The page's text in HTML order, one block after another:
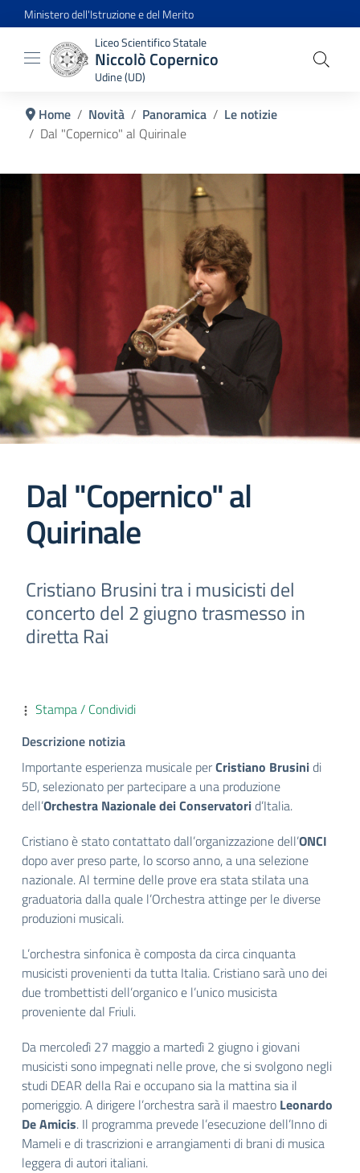
Ministero dell'Istruzione e del Merito
Liceo Scientifico Statale
Niccolò Copernico
Udine (UD)
Home Novità Panoramica
Le notizie
Dal "Copernico" al Quirinale
Dal "Copernico" al
Quirinale
Cristiano Brusini tra i musicisti del
concerto del 2 giugno trasmesso in
diretta Rai
Stampa / Condividi
Descrizione notizia
Importante esperienza musicale perCristiano Brusinidi
5D, selezionato per partecipare a una produzione
dell’Orchestra Nazionale dei Conservatorid’Italia.
Cristiano è stato contattato dall’organizzazione dell’ONCI
dopo aver preso parte, lo scorso anno, a una selezione
nazionale. Al termine delle prove era stata stilata una
graduatoria dalla quale l’Orchestra attinge per le diverse
produzioni musicali.
L’orchestra sinfonica è composta da circa cinquanta
musicisti provenienti da tutta Italia. Cristiano sarà uno dei
due trombettisti dell’organico e l’unico musicista
proveniente dal Friuli.
Da mercoledì 27 maggio a martedì 2 giugno i giovani
musicisti sono impegnati nelle prove, che si svolgono negli
studi DEAR della Rai e occupano sia la mattina sia il
pomeriggio. A dirigere l’orchestra sarà il maestro Leonardo
De Amicis. Il programma prevede l’esecuzione dell’Inno di
Mameli e di trascrizioni e arrangiamenti di brani di musica
leggera di autori italiani.